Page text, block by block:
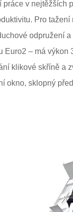
v nejtěžších
Pro
odpružení
Euro2 – má
klikové skříně a
okno, sklopný